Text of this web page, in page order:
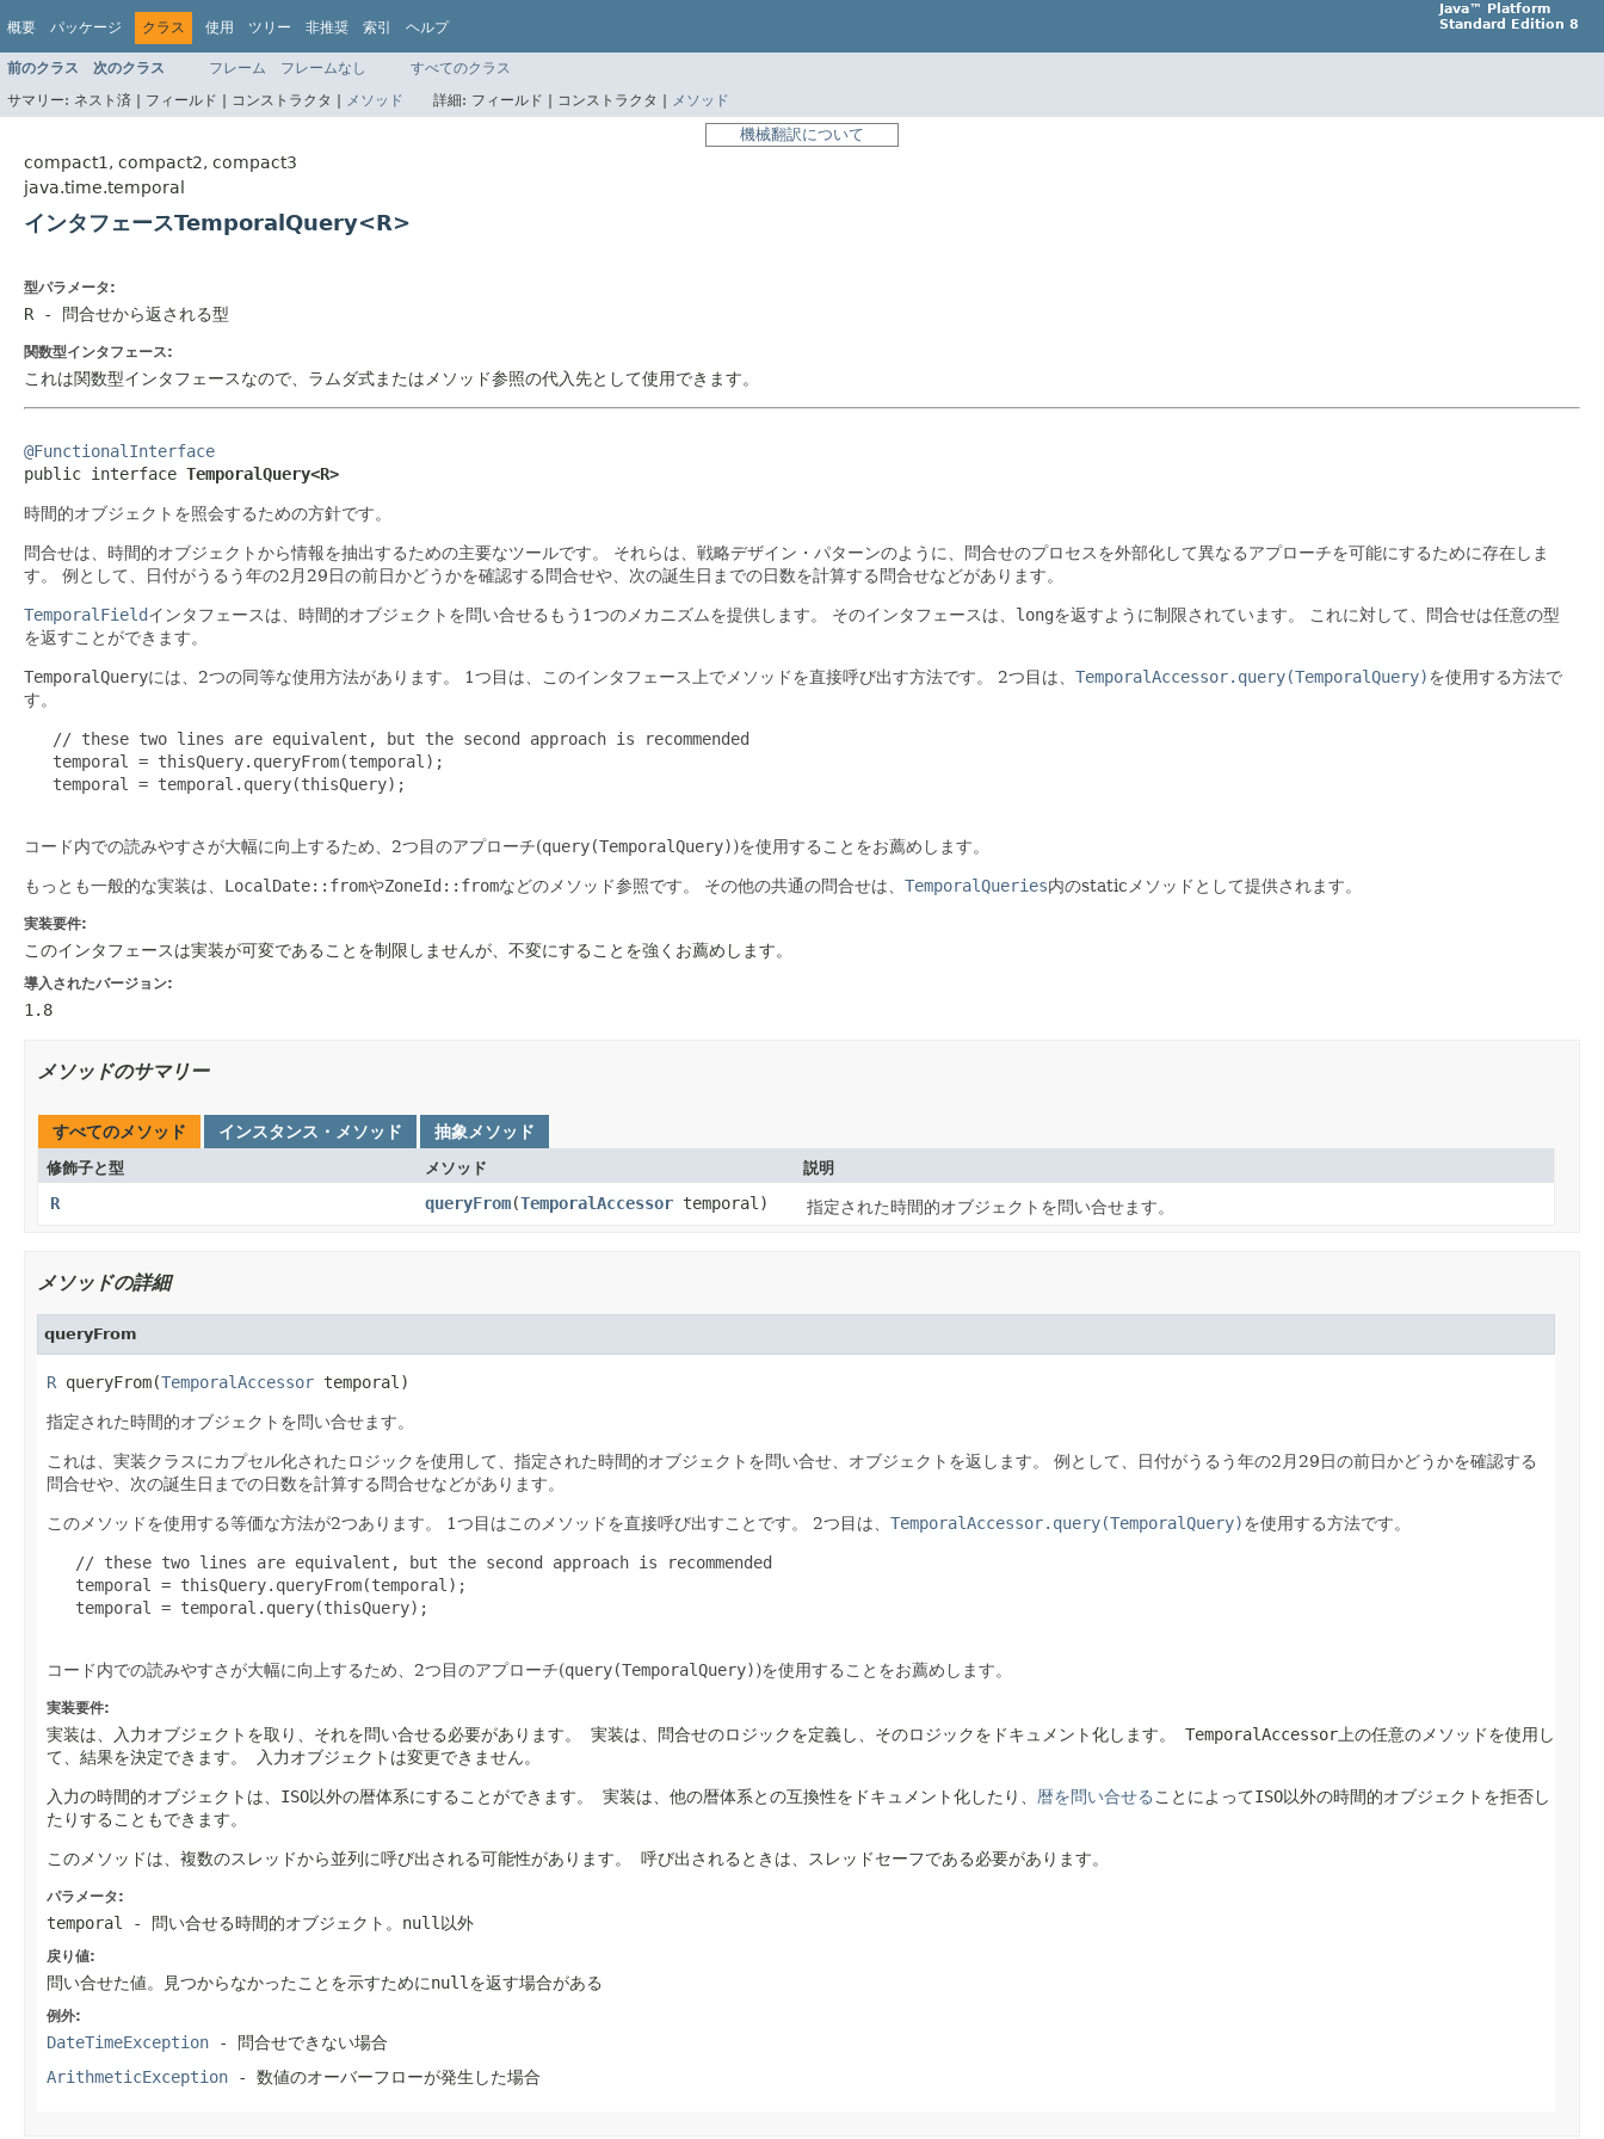
概要 パッケージ クラス 使用 ツリー 非推奨 索引 ヘルプ
Java™ Platform
Standard Edition 8
前のクラス 次のクラス フレーム フレームなし
すべてのクラス
サマリー: ネスト済 | フィールド | コンストラクタ | メソッド 詳細: フィールド | コンストラクタ | メソッド
機械翻訳について
compact1, compact2, compact3
java.time.temporal
インタフェースTemporalQuery<R>
型パラメータ:
R - 問合せから返される型
関数型インタフェース:
これは関数型インタフェースなので、ラムダ式またはメソッド参照の代入先として使用できます。
@FunctionalInterface
public interface TemporalQuery<R>
時間的オブジェクトを照会するための方針です。
問合せは、時間的オブジェクトから情報を抽出するための主要なツールです。
それらは、戦略デザイン・パターンのように、問合せのプロセスを外部化して異なるアプローチを可能にするために存在しま
す。
例として、日付がうるう年の2月29日の前日かどうかを確認する問合せや、次の誕生日までの日数を計算する問合せなどがあります。
TemporalFieldインタフェースは、時間的オブジェクトを問い合せるもう1つのメカニズムを提供します。 そのインタフェースは、 longを返すように制限されています。
これに対して、問合せは任意の型
を返すことができます。
TemporalQueryには、2つの同等な使用方法があります。 1つ目は、このインタフェース上でメソッドを直接呼び出す方法です。 2つ目は、 TemporalAccessor.query(TemporalQuery)を使用する方法で
す。
   // these two lines are equivalent, but the second approach is recommended
   temporal = thisQuery.queryFrom(temporal);
   temporal = temporal.query(thisQuery);
コード内での読みやすさが大幅に向上するため、2つ目のアプローチ(query(TemporalQuery))を使用することをお薦めします。
もっとも一般的な実装は、 LocalDate::fromやZoneId::fromなどのメソッド参照です。 その他の共通の問合せは、 TemporalQueries内のstaticメソッドとして提供されます。
実装要件:
このインタフェースは実装が可変であることを制限しませんが、不変にすることを強くお薦めします。
導入されたバージョン:
1.8
メソッドのサマリー
すべてのメソッド インスタンス・メソッド 抽象メソッド
修飾子と型 メソッド 説明
R queryFrom(TemporalAccessor temporal) 指定された時間的オブジェクトを問い合せます。
メソッドの詳細
queryFrom
R queryFrom(TemporalAccessor temporal)
指定された時間的オブジェクトを問い合せます。
これは、実装クラスにカプセル化されたロジックを使用して、指定された時間的オブジェクトを問い合せ、オブジェクトを返します。
例として、日付がうるう年の2月29日の前日かどうかを確認する
問合せや、次の誕生日までの日数を計算する問合せなどがあります。
このメソッドを使用する等価な方法が2つあります。 1つ目はこのメソッドを直接呼び出すことです。 2つ目は、 TemporalAccessor.query(TemporalQuery)を使用する方法です。
   // these two lines are equivalent, but the second approach is recommended
   temporal = thisQuery.queryFrom(temporal);
   temporal = temporal.query(thisQuery);
コード内での読みやすさが大幅に向上するため、2つ目のアプローチ(query(TemporalQuery))を使用することをお薦めします。
実装要件:
実装は、入力オブジェクトを取り、それを問い合せる必要があります。 実装は、問合せのロジックを定義し、そのロジックをドキュメント化します。 TemporalAccessor 上の任意のメソッドを使用し
て、結果を決定できます。
入力オブジェクトは変更できません。
入力の時間的オブジェクトは、ISO以外の暦体系にすることができます。 実装は、他の暦体系との互換性をドキュメント化したり、 暦を問い合せる ことによってISO以外の時間的オブジェクトを拒否し
たりすることもできます。
このメソッドは、複数のスレッドから並列に呼び出される可能性があります。 呼び出されるときは、スレッドセーフである必要があります。
パラメータ:
temporal - 問い合せる時間的オブジェクト。null以外
戻り値:
問い合せた値。見つからなかったことを示すためにnullを返す場合がある
例外:
DateTimeException - 問合せできない場合
ArithmeticException - 数値のオーバーフローが発生した場合